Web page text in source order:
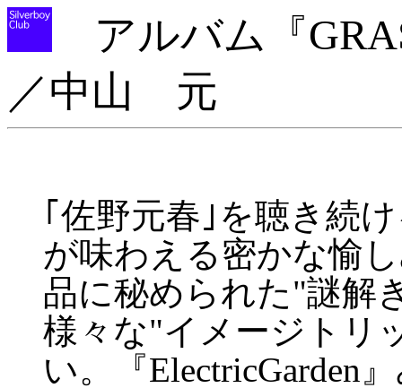
アルバム『
／中山 元
｢佐野元春｣を聴き続
が味わえる密かな愉
品に秘められた"謎解
様々な"イメージトリ
い。『ElectricGarden